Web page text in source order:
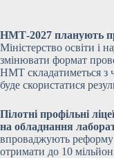
НМТ-2027 планують
Міністерство освіти
змінювати формат
НМТ складатиметься з
буде скористатися
Пілотні профільні
на обладнання
впроваджують
отримати до 10